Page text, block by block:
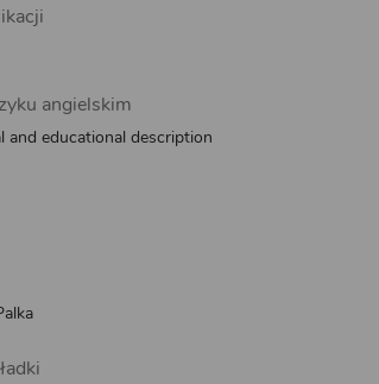
angielskim
and educational description